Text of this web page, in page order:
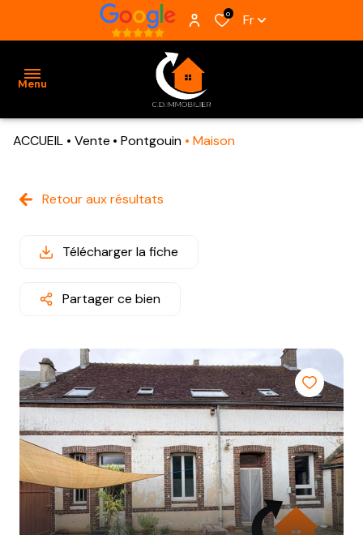
0 Fr
Menu
VENTES
VENDUS
E-MAIL
NOTRE
AGENCE
CONTACT
ACCUEIL Vente Pontgouin Maison
Retour aux résultats
Télécharger la fiche
Partager ce bien